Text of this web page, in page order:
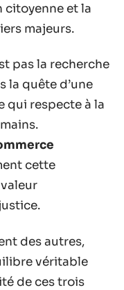
citoyenne et la
majeurs.
pas la recherche
la quête d’une
qui respecte à la
cette
des autres,
véritable
de ces trois